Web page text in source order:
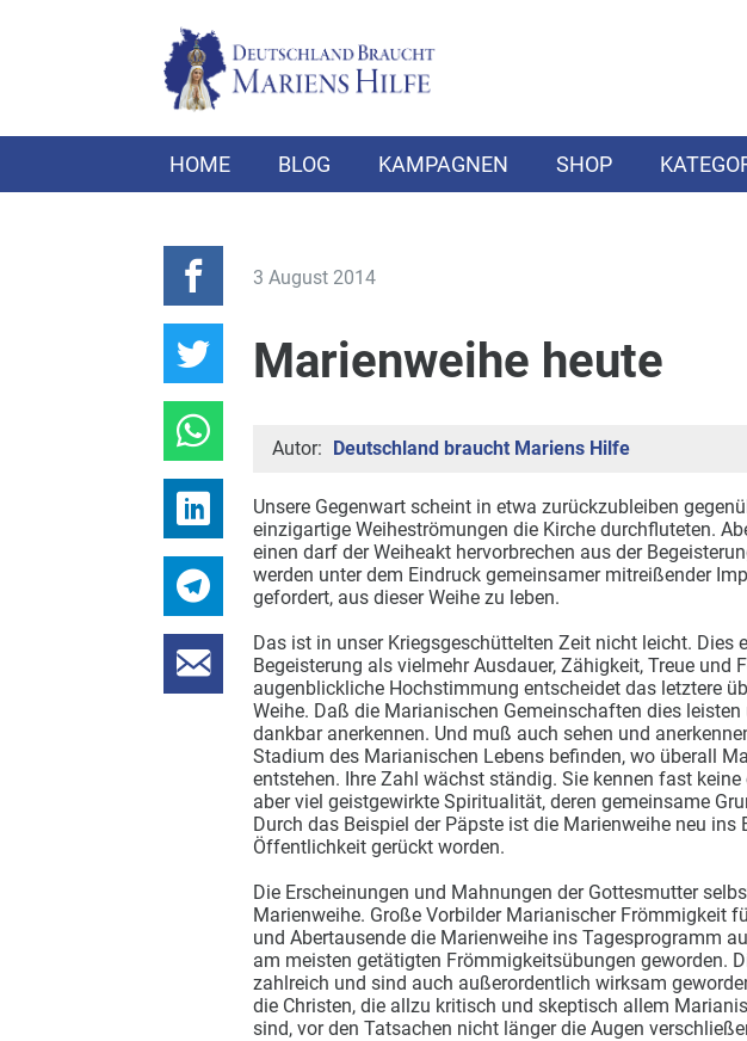
HOME BLOG KAMPAGNEN SHOP
3 August 2014
Marienweihe heute
Autor: Deutschland braucht Mariens Hilfe
Unsere Gegenwart scheint in etwa zurückzubleiben
einzigartige Weiheströmungen die Kirche durchfluteten.
einen darf der Weiheakt hervorbrechen aus der
werden unter dem Eindruck gemeinsamer mitreißender
gefordert, aus dieser Weihe zu leben.
Das ist in unser Kriegsgeschüttelten Zeit nicht leicht. Dies
Begeisterung als vielmehr Ausdauer, Zähigkeit, Treue und
augenblickliche Hochstimmung entscheidet das letztere
Weihe. Daß die Marianischen Gemeinschaften dies
dankbar anerkennen. Und muß auch sehen und
Stadium des Marianischen Lebens befinden, wo überall
entstehen. Ihre Zahl wächst ständig. Sie kennen fast
aber viel geistgewirkte Spiritualität, deren gemeinsame
Durch das Beispiel der Päpste ist die Marienweihe neu ins
Öffentlichkeit gerückt worden.
Die Erscheinungen und Mahnungen der Gottesmutter
Marienweihe. Große Vorbilder Marianischer Frömmigkeit
und Abertausende die Marienweihe ins Tagesprogramm
am meisten getätigten Frömmigkeitsübungen geworden.
zahlreich und sind auch außerordentlich wirksam
die Christen, die allzu kritisch und skeptisch allem
sind, vor den Tatsachen nicht länger die Augen